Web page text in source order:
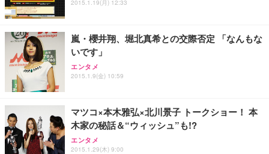
2015.1.19(月) 12:33
嵐・櫻井翔、堀北真希との交際否定 「なんもな
いです」
エンタメ
2015.1.9(金) 10:59
マツコ×本木雅弘×北川景子 トークショー！ 本
木家の秘話＆“ウィッシュ”も!?
エンタメ
2015.1.29(木) 9:00